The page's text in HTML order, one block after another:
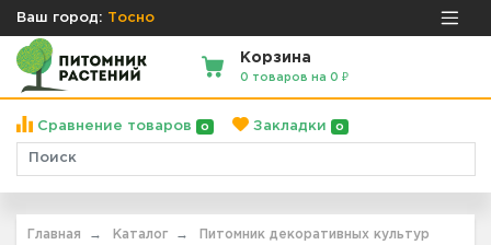
Ваш город: Тосно
Корзина
0 товаров на 0 ₽
Сравнение товаров 0 Закладки 0
Главная Каталог
Питомник декоративных культур